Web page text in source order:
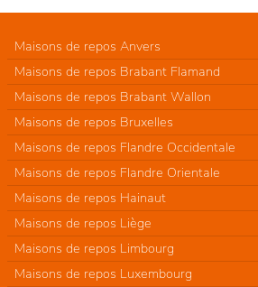
Maisons de repos Anvers
Maisons de repos Brabant Flamand
Maisons de repos Brabant Wallon
Maisons de repos Bruxelles
Maisons de repos Flandre Occidentale
Maisons de repos Flandre Orientale
Maisons de repos Hainaut
Maisons de repos Liège
Maisons de repos Limbourg
Maisons de repos Luxembourg